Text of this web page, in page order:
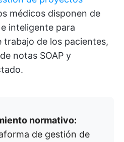
médicos disponen de
inteligente para
trabajo de los pacientes,
notas SOAP y
normativo:
de gestión de